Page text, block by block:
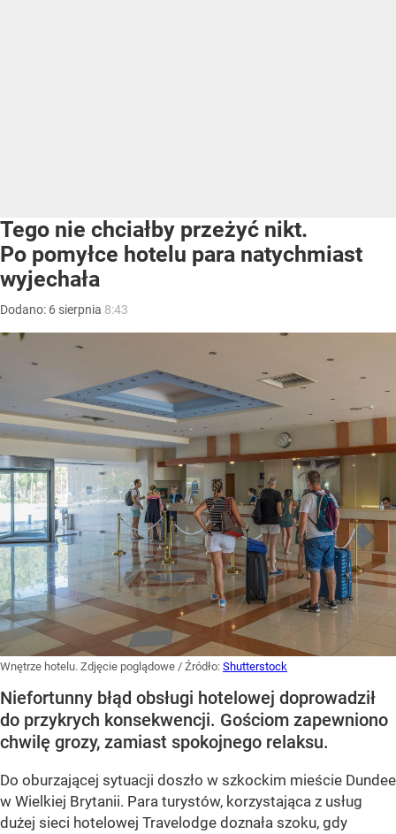
Tego nie chciałby przeżyć nikt.
Po pomyłce hotelu para natychmiast
wyjechała
Dodano: 6 sierpnia 8:43
Wnętrze hotelu. Zdjęcie poglądowe / Źródło: Shutterstock
Niefortunny błąd obsługi hotelowej doprowadził
do przykrych konsekwencji. Gościom zapewniono
chwilę grozy, zamiast spokojnego relaksu.
Do oburzającej sytuacji doszło w szkockim mieście Dundee
w Wielkiej Brytanii. Para turystów, korzystająca z usług
dużej sieci hotelowej Travelodge doznała szoku, gdy